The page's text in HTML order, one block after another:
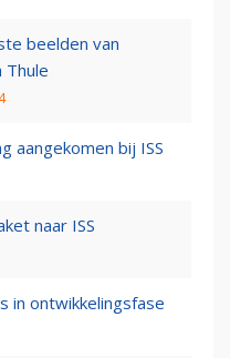
beelden van
aangekomen bij ISS
naar ISS
in ontwikkelingsfase